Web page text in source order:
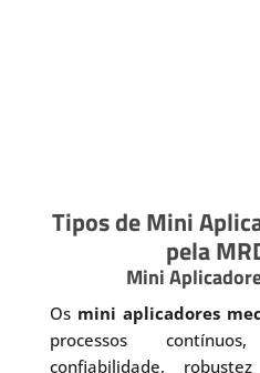
Tipos de Mini
pela
Mini
Os mini aplicadores
processos
confiabilidade,